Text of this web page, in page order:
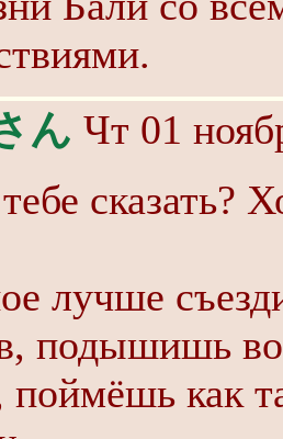
ん Чт 01
лучше
подышишь
поймёшь как